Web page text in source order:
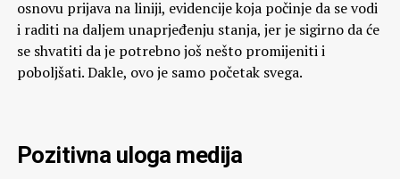
osnovu prijava na liniji, evidencije koja počinje da se vodi
i raditi na daljem unaprjeđenju stanja, jer je sigirno da će
se shvatiti da je potrebno još nešto promijeniti i
poboljšati. Dakle, ovo je samo početak svega.
Pozitivna uloga medija